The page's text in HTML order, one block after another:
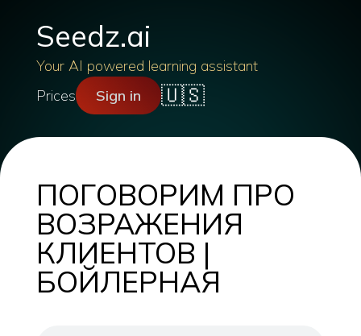
Seedz.ai
Your AI powered learning assistant
Prices
Sign in 🇺🇸
ПОГОВОРИМ ПРО
ВОЗРАЖЕНИЯ
КЛИЕНТОВ |
БОЙЛЕРНАЯ